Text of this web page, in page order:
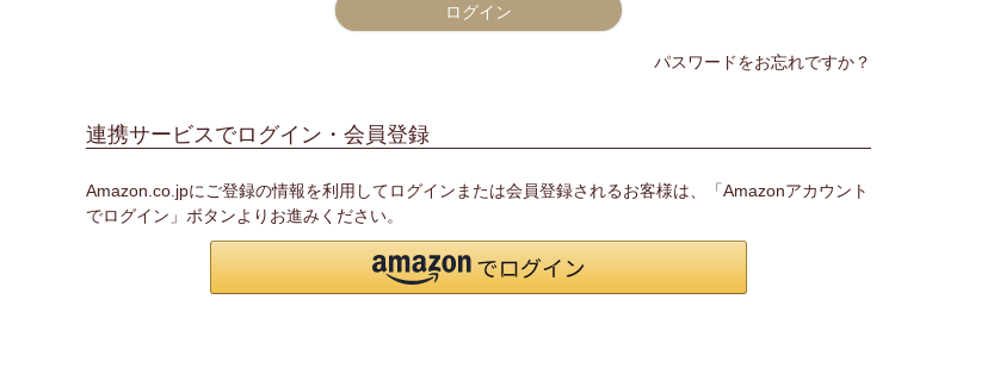
ログイン
パスワードをお忘れですか？
連携サービスでログイン・会員登録
Amazon.co.jpにご登録の情報を利用してログインまたは会員登録されるお客様は、「Amazonアカウント
でログイン」ボタンよりお進みください。